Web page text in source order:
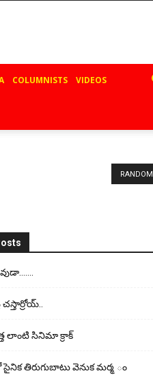
COLUMNISTS VIDEOS
RANDOM
చ‌స్తార్రోయ్‌..
లాంటి సినిమా క్రాక్
తిరుగుబాటు వెనుక మర్మ ం